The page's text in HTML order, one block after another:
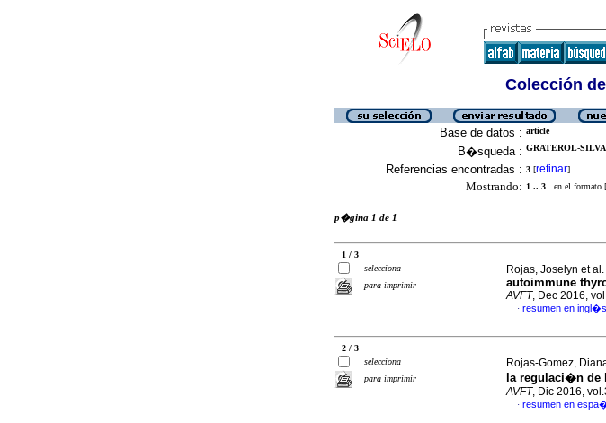
Colección
Base de datos : article
B�squeda : GRATEROL-
Referencias encontradas : 3 [refinar]
Mostrando: 1 .. 3 en el formato [
p�gina 1 de 1
1 / 3
selecciona
para imprimir
Rojas, Joselyn et al.
autoimmune
AVFT, Dec 2016,
· resumen en ingl�s
2 / 3
selecciona
para imprimir
Rojas-Gomez,
la regulaci�n
AVFT, Dic 2016,
· resumen en